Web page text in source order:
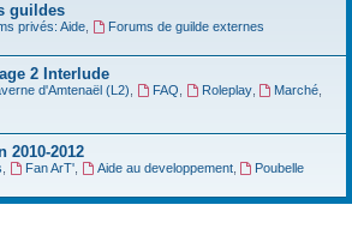
guildes
privés: Aide,
Forums de guilde externes
2 Interlude
d'Amtenaël (L2) FAQ Roleplay, Marché
2010-2012
Fan ArT', Aide au developpement,
Poubelle